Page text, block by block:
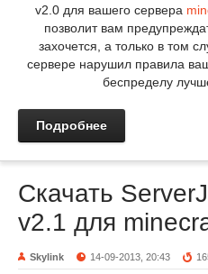
v2.0 для вашего сервера
позволит вам
захочется, а только в том
сервере нарушил правила
беспределу
Подробнее
Скачать
v2.1 для
Skylink 14-09-2013, 20:43